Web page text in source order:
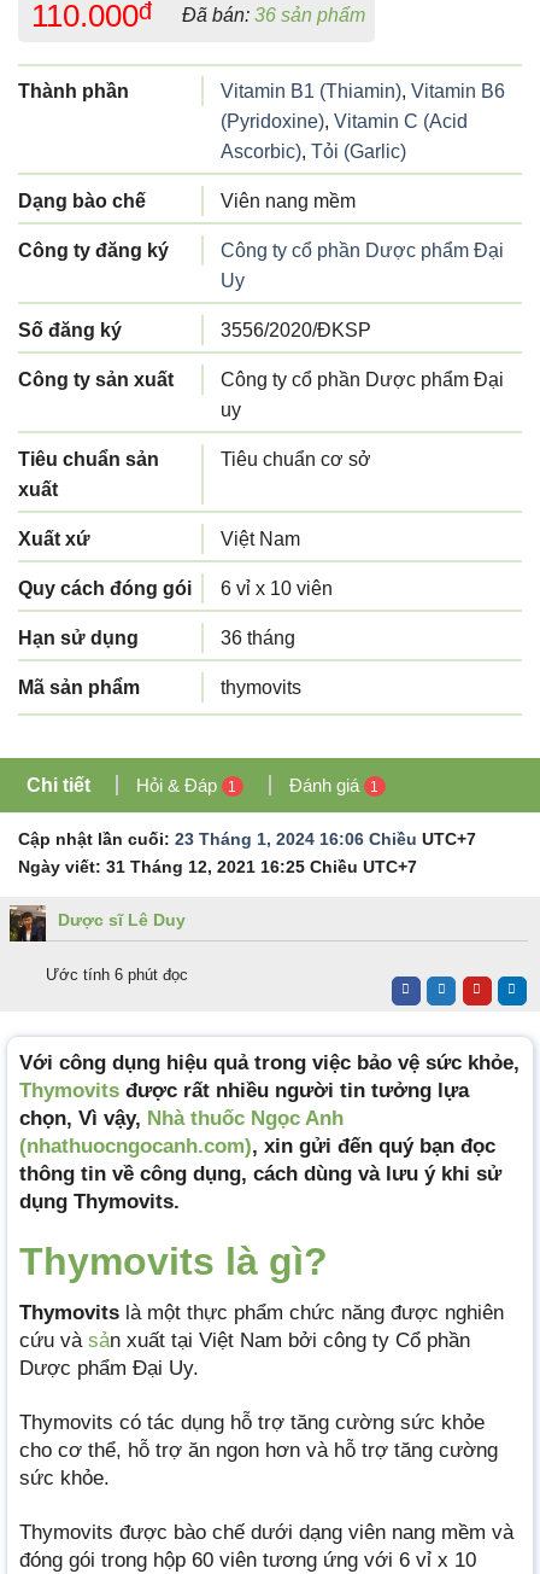
đánh giá
110.000đ Đã bán: 36 sản phẩm
Thành phần Vitamin B1 (Thiamin), Vitamin B6
(Pyridoxine), Vitamin C (Acid
Ascorbic), Tỏi (Garlic)
Dạng bào chế Viên nang mềm
Công ty đăng ký
Công ty cổ phần Dược phẩm Đại
Uy
Số đăng ký 3556/2020/ĐKSP
Công ty sản xuất
Công ty cổ phần Dược phẩm Đại
uy
Tiêu chuẩn sản
xuất
Tiêu chuẩn cơ sở
Xuất xứ Việt Nam
Quy cách đóng gói 6 vỉ x 10 viên
Hạn sử dụng 36 tháng
Mã sản phẩm thymovits
Chi tiết Hỏi & Đáp 1 Đánh giá 1
Cập nhật lần cuối: 23 Tháng 1, 2024 16:06 Chiều UTC+7
Ngày viết: 31 Tháng 12, 2021 16:25 Chiều UTC+7
Dược sĩ Lê Duy
Ước tính 6 phút đọc
Với công dụng hiệu quả trong việc bảo vệ sức khỏe,
Thymovits được rất nhiều người tin tưởng lựa
chọn, Vì vậy, Nhà thuốc Ngọc Anh
(nhathuocngocanh.com), xin gửi đến quý bạn đọc
thông tin về công dụng, cách dùng và lưu ý khi sử
dụng Thymovits.
Thymovits là gì?
Thymovits là một thực phẩm chức năng được nghiên
cứu và sản xuất tại Việt Nam bởi công ty Cổ phần
Dược phẩm Đại Uy.
Thymovits có tác dụng hỗ trợ tăng cường sức khỏe
cho cơ thể, hỗ trợ ăn ngon hơn và hỗ trợ tăng cường
sức khỏe.
Thymovits được bào chế dưới dạng viên nang mềm và
đóng gói trong hộp 60 viên tương ứng với 6 vỉ x 10